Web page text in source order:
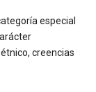
especial
creencias